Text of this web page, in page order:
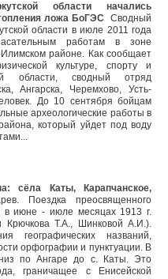
области начались
ложа БоГЭС Сводный
области в июле 2011 года
работам в зоне
районе. Как сообщает
культуре, спорту и
области, сводный отряд
Ангарска, Черемхово, Усть-
До 10 сентября бойцам
археологические работы в
который уйдет под воду
сёла Каты, Карапчанское,
Поездка преосвященного
в июне - июле месяцах 1913 г.
Крючкова Т.А., Шинковой А.И.).
географических названий,
орфографии и пунктуации. В
по Ангаре до с. Каты. Это
граничащее с Енисейской